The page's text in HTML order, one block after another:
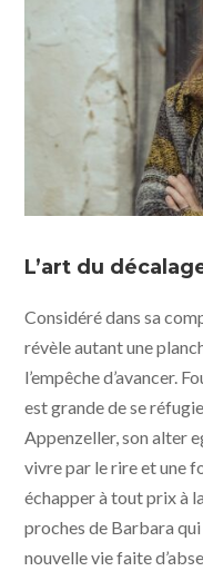
Pyramide
L’art du
Considéré dans sa
révèle autant une
l’empêche d’avancer.
est grande de se
Appenzeller, son alter
vivre par le rire et une
échapper à tout prix à
proches de Barbara
nouvelle vie faite